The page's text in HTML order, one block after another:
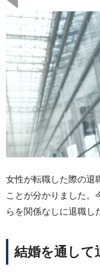
女性が転職した際の退
ことが分かりました。
らを関係なしに退職し
結婚を通して